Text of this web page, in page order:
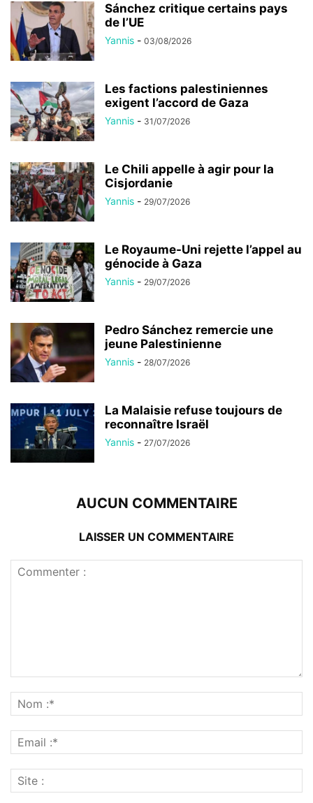
Sánchez critique certains pays
de l’UE
Yannis - 03/08/2026
Les factions palestiniennes
exigent l’accord de Gaza
Yannis - 31/07/2026
Le Chili appelle à agir pour la
Cisjordanie
Yannis - 29/07/2026
Le Royaume-Uni rejette l’appel au
génocide à Gaza
Yannis - 29/07/2026
Pedro Sánchez remercie une
jeune Palestinienne
Yannis - 28/07/2026
La Malaisie refuse toujours de
reconnaître Israël
Yannis - 27/07/2026
AUCUN COMMENTAIRE
LAISSER UN COMMENTAIRE